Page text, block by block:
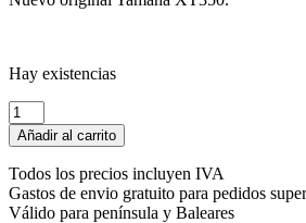
Hay existencias
Disco
de
freno
cantidad
Añadir al carrito
Todos los precios incluyen IVA
Gastos de envio gratuito para pedidos
Válido para península y Baleares